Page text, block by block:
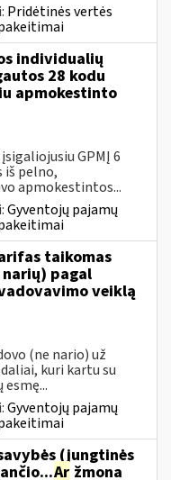
Pridėtinės vertės
individualių
28 kodu
apmokestinto
GPMĮ 6
iš pelno,
apmokestintos...
Gyventojų pajamų
taikomas
pagal
veiklą
(ne nario) už
kuri kartu su
esmę...
Gyventojų pajamų
(jungtinės
Ar žmona